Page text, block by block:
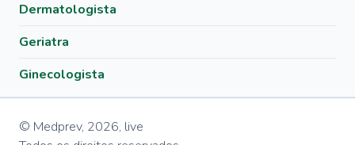
Dermatologista
Geriatra
Ginecologista
© Medprev, 2026, live